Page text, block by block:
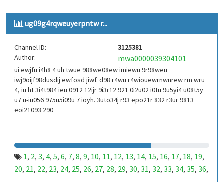
99,100,101,102,103,104,105,106,107,108,109,110,
111,112,113,114,115,116,
123,124,125,126,127,128,129,130,131,132,133,134,
135,136,137 141,142,143
147,148 153,154,155,156,157,158
159,160,161,162,163,164,165 ,166,167,168,
171 ,172,173 ,174,175,176,177,178,179 ,180,181 ,182,
183,184,185,186, 187,188,189 ,190,191,192,193,194
195,196 ,197
231,232,233,234,235,236,237,238,239,
243, 244, 245, 246, 247,248,249,250 ,251,252, 253 ,254,
255 ,256,257, 258,259,260,261,262,263 ,264,265 , 266
ug09g4rqweuyerpntw r...
Channel ID:
3125381
Author:
mwa0000039304101
ui ewjfu i4h8 4 uh twue 988we08ew imiewu 9r98weu
iwj9oijf98dusdij ewfosd jiwf. d98 r4wu r4wiouewrnwnrew rm wru
4, iu ht 3i4t984 ieu 0912 12ijr 9i3r12 921 0i2u02 i0tu 9u5yi4 u08t5y
u7 u-iu056 975u5i09u 7 ioyh. 3uto34j r93 epo21r 832 r3ur 9813
eoi21093 290
1, 2, 3, 4, 5, 6, 7, 8, 9, 10, 11, 12, 13, 14, 15, 16, 17, 18, 19,
20, 21, 22, 23, 24, 25, 26, 27, 28, 29, 30, 31, 32, 33, 34, 35, 36,
37,38,39,40,41,42,43,44,45,46,47,48,49,50,51,52,53,